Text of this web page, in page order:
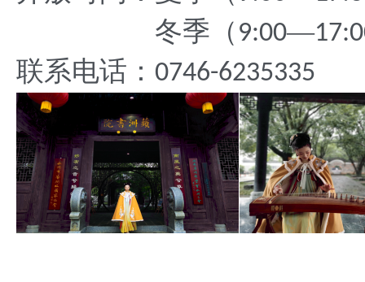
冬季（ 9:00—
联系电话： 0746-6235335